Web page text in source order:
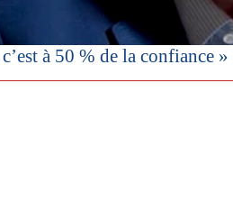
à 50 % de la confiance »